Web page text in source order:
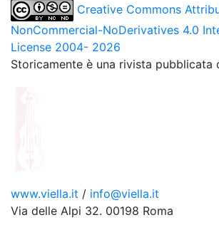
Creative Commons
NonCommercial-NoDerivatives 4.0
License 2004- 2026
Storicamente è una rivista pubblicata
www.viella.it / info@viella.it
Via delle Alpi 32. 00198 Roma